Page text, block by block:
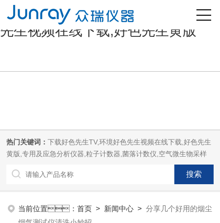
好色先生污版,下载好色先生TV,好色
先生视频在线下载,好色先生黄版
热门关键词：下载好色先生TV,环境好色先生视频在线下载,好色先生
黄版,专用及应急分析仪器,粒子计数器,菌落计数仪,空气微生物采样
当前位置：首页 > 新闻中心 >分享几个好用的烟尘